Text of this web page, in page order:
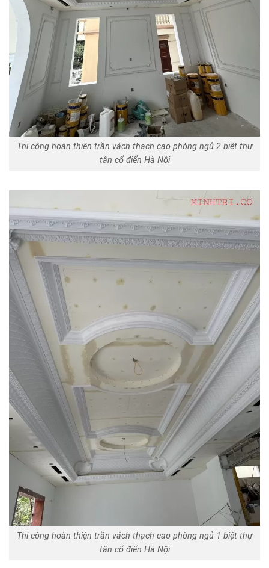
Thi công hoàn thiện trần vách thạch cao phòng ngủ 2 biệt thự
tân cổ điển Hà Nội
Thi công hoàn thiện trần vách thạch cao phòng ngủ 1 biệt thự
tân cổ điển Hà Nội